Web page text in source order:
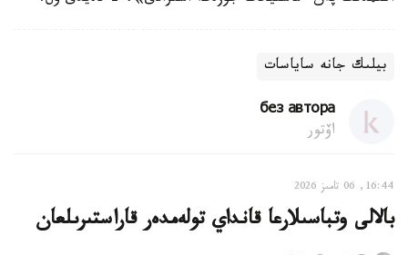
بيلىك جانە ساياسات
без автора
اۆتور
16:44, 06 تامىز 2026
بالالى وتباسىلارعا قانداي تولەمدەر قاراستىرىلعان